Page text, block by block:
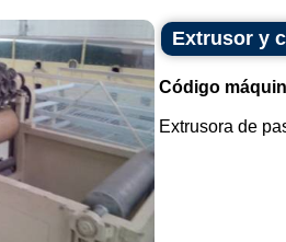
Extrusor y
Código
Extrusora de